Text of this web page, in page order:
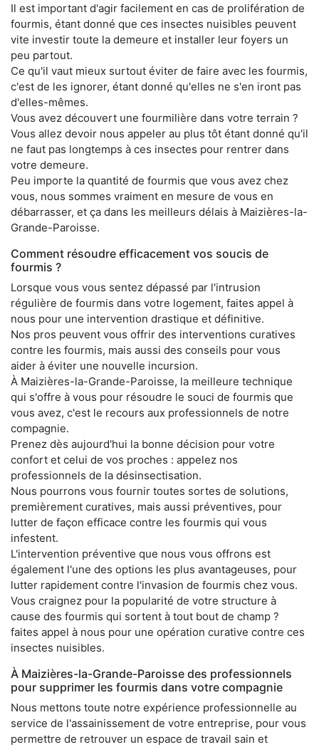
Il est important d'agir facilement en cas de prolifération de
fourmis, étant donné que ces insectes nuisibles peuvent
vite investir toute la demeure et installer leur foyers un
peu partout.
Ce qu'il vaut mieux surtout éviter de faire avec les fourmis,
c'est de les ignorer, étant donné qu'elles ne s'en iront pas
d'elles-mêmes.
Vous avez découvert une fourmilière dans votre terrain ?
Vous allez devoir nous appeler au plus tôt étant donné qu'il
ne faut pas longtemps à ces insectes pour rentrer dans
votre demeure.
Peu importe la quantité de fourmis que vous avez chez
vous, nous sommes vraiment en mesure de vous en
débarrasser, et ça dans les meilleurs délais à Maizières-la-
Grande-Paroisse.
Comment résoudre efficacement vos soucis de
fourmis ?
Lorsque vous vous sentez dépassé par l'intrusion
régulière de fourmis dans votre logement, faites appel à
nous pour une intervention drastique et définitive.
Nos pros peuvent vous offrir des interventions curatives
contre les fourmis, mais aussi des conseils pour vous
aider à éviter une nouvelle incursion.
À Maizières-la-Grande-Paroisse, la meilleure technique
qui s'offre à vous pour résoudre le souci de fourmis que
vous avez, c'est le recours aux professionnels de notre
compagnie.
Prenez dès aujourd'hui la bonne décision pour votre
confort et celui de vos proches : appelez nos
professionnels de la désinsectisation.
Nous pourrons vous fournir toutes sortes de solutions,
premièrement curatives, mais aussi préventives, pour
lutter de façon efficace contre les fourmis qui vous
infestent.
L'intervention préventive que nous vous offrons est
également l'une des options les plus avantageuses, pour
lutter rapidement contre l'invasion de fourmis chez vous.
Vous craignez pour la popularité de votre structure à
cause des fourmis qui sortent à tout bout de champ ?
faites appel à nous pour une opération curative contre ces
insectes nuisibles.
À Maizières-la-Grande-Paroisse des professionnels
pour supprimer les fourmis dans votre compagnie
Nous mettons toute notre expérience professionnelle au
service de l'assainissement de votre entreprise, pour vous
permettre de retrouver un espace de travail sain et